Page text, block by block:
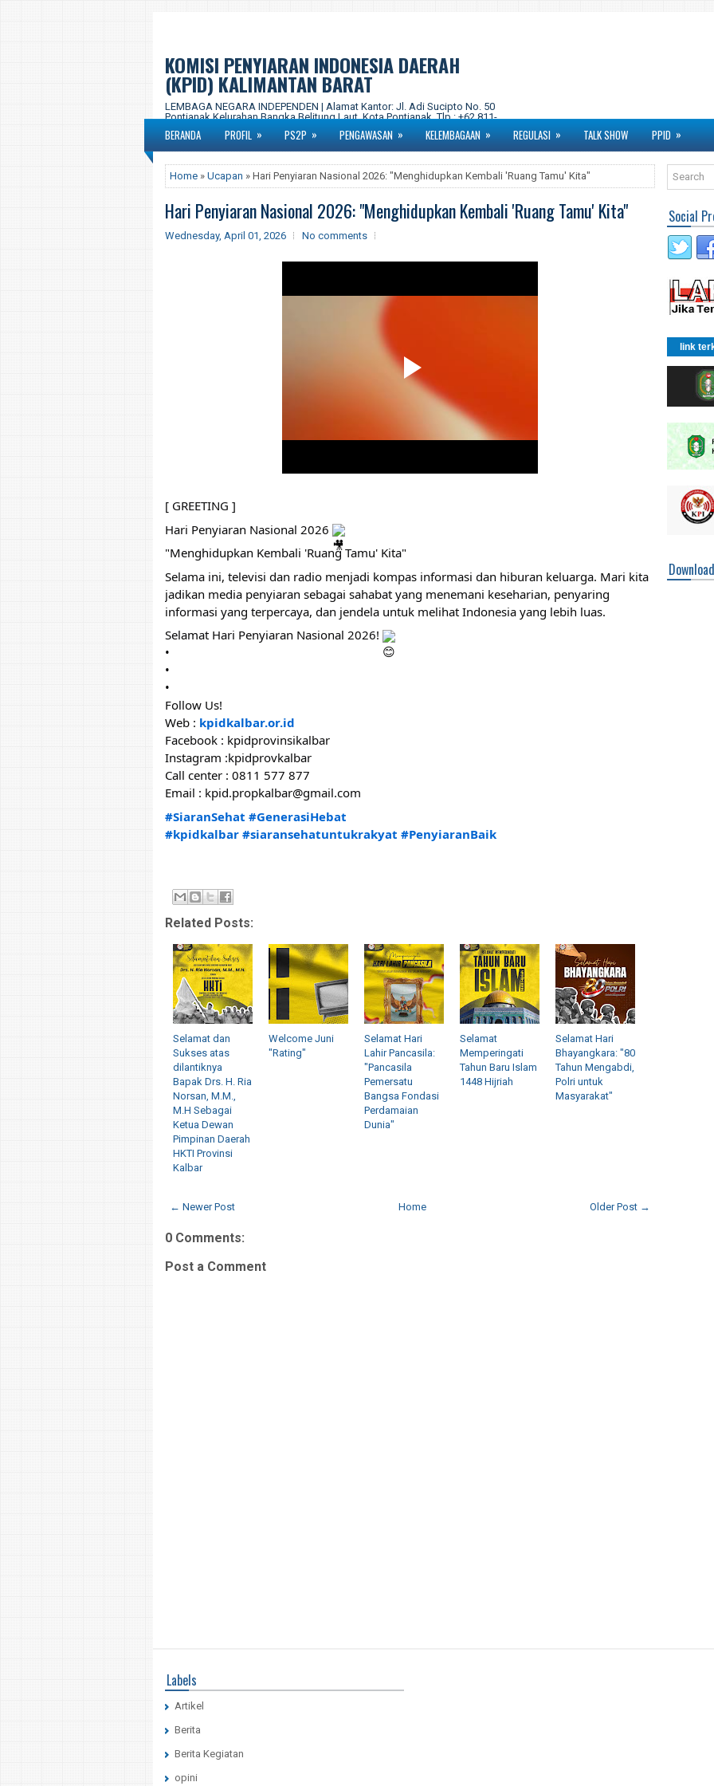
KOMISI PENYIARAN INDONESIA DAERAH
(KPID) KALIMANTAN BARAT
LEMBAGA NEGARA INDEPENDEN | Alamat Kantor: Jl. Adi Sucipto No. 50
Pontianak Kelurahan Bangka Belitung Laut, Kota Pontianak. Tlp : +62 811-
BERANDA PROFIL » PS2P » PENGAWASAN » KELEMBAGAAN » REGULASI » TALK SHOW PPID »
Home » Ucapan » Hari Penyiaran Nasional 2026: "Menghidupkan Kembali 'Ruang Tamu' Kita"
Hari Penyiaran Nasional 2026: "Menghidupkan Kembali 'Ruang Tamu' Kita"
Wednesday, April 01, 2026 No comments
[ GREETING ]
Hari Penyiaran Nasional 2026
"Menghidupkan Kembali 'Ruang Tamu' Kita"
Selama ini, televisi dan radio menjadi kompas informasi dan hiburan keluarga. Mari kita
jadikan media penyiaran sebagai sahabat yang menemani keseharian, penyaring
informasi yang terpercaya, dan jendela untuk melihat Indonesia yang lebih luas.
Selamat Hari Penyiaran Nasional 2026!
•
•
•
Follow Us!
Web : kpidkalbar.or.id
Facebook : kpidprovinsikalbar
Instagram :kpidprovkalbar
Call center : 0811 577 877
Email : kpid.propkalbar@gmail.com
#SiaranSehat #GenerasiHebat
#kpidkalbar #siaransehatuntukrakyat #PenyiaranBaik
Related Posts:
Selamat dan
Sukses atas
dilantiknya
Bapak Drs. H. Ria
Norsan, M.M.,
M.H Sebagai
Ketua Dewan
Pimpinan Daerah
HKTI Provinsi
Kalbar
Welcome Juni
"Rating"
Selamat Hari
Lahir Pancasila:
"Pancasila
Pemersatu
Bangsa Fondasi
Perdamaian
Dunia"
Selamat
Memperingati
Tahun Baru Islam
1448 Hijriah
Selamat Hari
Bhayangkara: "80
Tahun Mengabdi,
Polri untuk
Masyarakat"
← Newer Post Older Post →
Home
0 Comments:
Post a Comment
Social
link
Download
Labels
Artikel
Berita
Berita Kegiatan
opini